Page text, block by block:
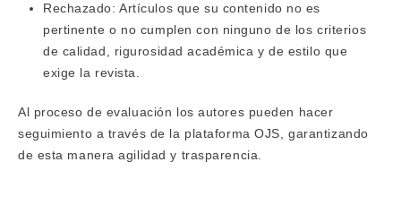
Rechazado: Artículos que su contenido no es
pertinente o no cumplen con ninguno de los criterios
de calidad, rigurosidad académica y de estilo que
exige la revista.
Al proceso de evaluación los autores pueden hacer
seguimiento a través de la plataforma OJS, garantizando
de esta manera agilidad y trasparencia.